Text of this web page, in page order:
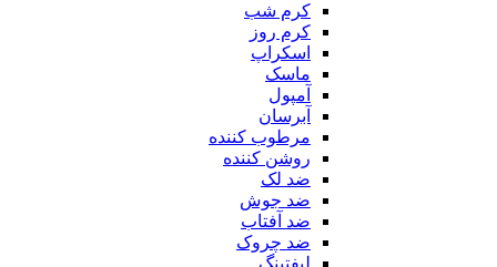
کرم شب
کرم روز
اسکراپ
ماسک
آمپول
آبرسان
مرطوب کننده
روشن کننده
ضد لک
ضد جوش
ضد آفتاب
ضد چروک
لیفتینگ